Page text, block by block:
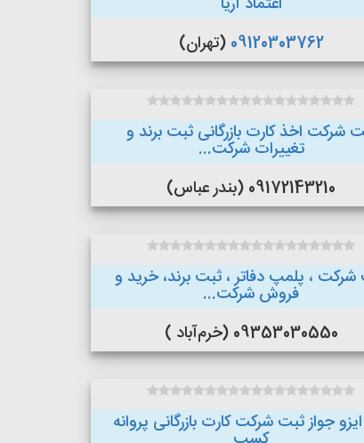
09120303762 (تهران)
شرکت اخذ کارت بازرگانی ثبت برند و
تغییرات شرکت...
09172143210 (بندر عباس)
، پلمپ دفاتر ، ثبت برند، خرید و
فروش شرکت...
09353030550 (خرم‌آباد )
جواز ثبت شرکت کارت بازرگانی پروانه